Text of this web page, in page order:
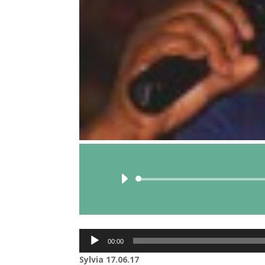
Lecteur
audio
00:00
Sylvia 17.06.17